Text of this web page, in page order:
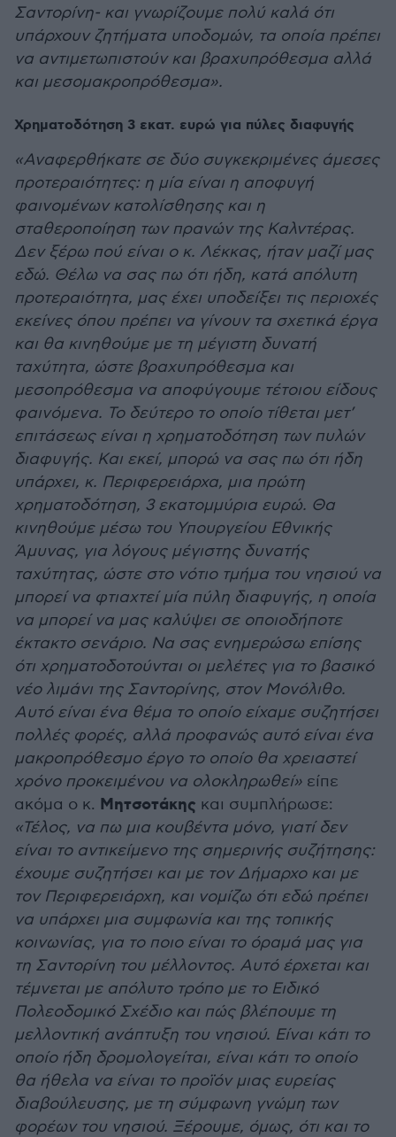
Σαντορίνη- και γνωρίζουμε πολύ καλά ότι
υπάρχουν ζητήματα υποδομών, τα οποία πρέπει
να αντιμετωπιστούν και βραχυπρόθεσμα αλλά
και μεσομακροπρόθεσμα».
Χρηματοδότηση 3 εκατ. ευρώ για πύλες διαφυγής
«Αναφερθήκατε σε δύο συγκεκριμένες άμεσες
προτεραιότητες: η μία είναι η αποφυγή
φαινομένων κατολίσθησης και η
σταθεροποίηση των πρανών της Καλντέρας.
Δεν ξέρω πού είναι ο κ. Λέκκας, ήταν μαζί μας
εδώ. Θέλω να σας πω ότι ήδη, κατά απόλυτη
προτεραιότητα, μας έχει υποδείξει τις περιοχές
εκείνες όπου πρέπει να γίνουν τα σχετικά έργα
και θα κινηθούμε με τη μέγιστη δυνατή
ταχύτητα, ώστε βραχυπρόθεσμα και
μεσοπρόθεσμα να αποφύγουμε τέτοιου είδους
φαινόμενα. Το δεύτερο το οποίο τίθεται μετ’
επιτάσεως είναι η χρηματοδότηση των πυλών
διαφυγής. Και εκεί, μπορώ να σας πω ότι ήδη
υπάρχει, κ. Περιφερειάρχα, μια πρώτη
χρηματοδότηση, 3 εκατομμύρια ευρώ. Θα
κινηθούμε μέσω του Υπουργείου Εθνικής
Άμυνας, για λόγους μέγιστης δυνατής
ταχύτητας, ώστε στο νότιο τμήμα του νησιού να
μπορεί να φτιαχτεί μία πύλη διαφυγής, η οποία
να μπορεί να μας καλύψει σε οποιοδήποτε
έκτακτο σενάριο. Να σας ενημερώσω επίσης
ότι χρηματοδοτούνται οι μελέτες για το βασικό
νέο λιμάνι της Σαντορίνης, στον Μονόλιθο.
Αυτό είναι ένα θέμα το οποίο είχαμε συζητήσει
πολλές φορές, αλλά προφανώς αυτό είναι ένα
μακροπρόθεσμο έργο το οποίο θα χρειαστεί
χρόνο προκειμένου να ολοκληρωθεί» είπε
ακόμα ο κ. Μητσοτάκης και συμπλήρωσε:
«Τέλος, να πω μια κουβέντα μόνο, γιατί δεν
είναι το αντικείμενο της σημερινής συζήτησης:
έχουμε συζητήσει και με τον Δήμαρχο και με
τον Περιφερειάρχη, και νομίζω ότι εδώ πρέπει
να υπάρχει μια συμφωνία και της τοπικής
κοινωνίας, για το ποιο είναι το όραμά μας για
τη Σαντορίνη του μέλλοντος. Αυτό έρχεται και
τέμνεται με απόλυτο τρόπο με το Ειδικό
Πολεοδομικό Σχέδιο και πώς βλέπουμε τη
μελλοντική ανάπτυξη του νησιού. Είναι κάτι το
οποίο ήδη δρομολογείται, είναι κάτι το οποίο
θα ήθελα να είναι το προϊόν μιας ευρείας
διαβούλευσης, με τη σύμφωνη γνώμη των
φορέων του νησιού. Ξέρουμε, όμως, ότι και το